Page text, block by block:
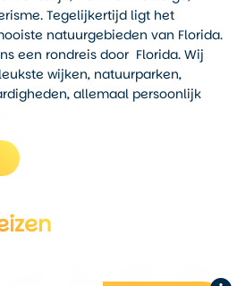
Tegelijkertijd ligt het
natuurgebieden van Florida.
een rondreis door Florida. Wij
wijken, natuurparken,
allemaal persoonlijk